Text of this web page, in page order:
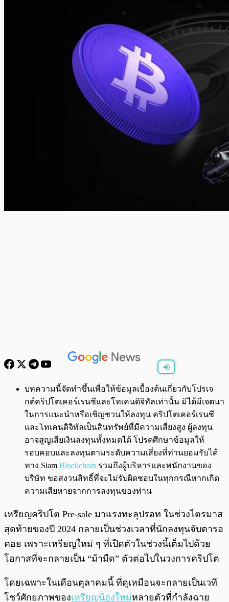
พร้อมเล่น 0:00/0:00
บทความนี้จัดทำขึ้นเพื่อให้ข้อมูลเบื้องต้นเกี่ยวกับโปรเจ
กต์คริปโตเคอร์เรนซีและโทเคนดิจิทัลเท่านั้น มิได้มีเจตนา
ในการแนะนำหรือเชิญชวนให้ลงทุน คริปโตเคอร์เรนซี
และโทเคนดิจิทัลเป็นสินทรัพย์ที่มีความเสี่ยงสูง ผู้ลงทุน
อาจสูญเสียเงินลงทุนทั้งหมดได้ โปรดศึกษาข้อมูลให้
รอบคอบและลงทุนตามระดับความเสี่ยงที่ท่านยอมรับได้
ทาง Siam Blockchain รวมถึงผู้บริหารและพนักงานของ
บริษัท ขอสงวนสิทธิ์ที่จะไม่รับผิดชอบในทุกกรณีหากเกิด
ความเสียหายจากการลงทุนของท่าน
เหรียญคริปโต Pre-sale มาแรงทะลุปรอท ในช่วงไตรมาส
สุดท้ายของปี 2024 กลายเป็นช่วงเวลาที่นักลงทุนจับตารอ
คอย เพราะเหรียญใหม่ ๆ ที่เปิดตัวในช่วงนี้เต็มไปด้วย
โอกาสที่จะกลายเป็น “ม้ามืด” ตัวต่อไปในวงการคริปโต
โดยเฉพาะในเดือนตุลาคมนี้ ที่ดูเหมือนจะกลายเป็นเวที
โชว์ศักยภาพของเหรียญน้องใหม่หลายตัวที่กำลังฉาย